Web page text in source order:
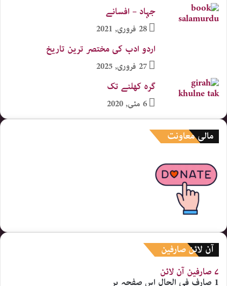
جہاد – افسانے
28 فروری, 2021
اردو ادب کی مختصر ترین تاریخ
27 فروری, 2025
گرہ کھلنے تک
6 مئی, 2020
مالی معاونت
آن لائن صارفین
۷ صارفین
آن لائن
1 صارف فی الحال اس صفحہ پر